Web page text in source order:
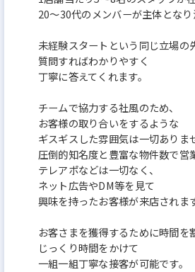
20～30代のメンバーが主体となり
未経験スタートという同じ立場の
質問すればわかりやすく
丁寧に答えてくれます。
チームで協力する社風のため、
お客様の取り合いをするような
ギスギスした雰囲気は一切あり
圧倒的知名度と豊富な物件数で営
テレアポなどは一切なく、
ネット広告やDM等を見て
興味を持ったお客様が来店されます
お客さまを獲得するために時間を
じっくり時間をかけて
一組一組丁寧な接客が可能です。